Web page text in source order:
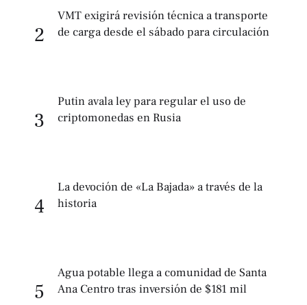
2
VMT exigirá revisión técnica a transporte
de carga desde el sábado para circulación
3
Putin avala ley para regular el uso de
criptomonedas en Rusia
4
La devoción de «La Bajada» a través de la
historia
5
Agua potable llega a comunidad de Santa
Ana Centro tras inversión de $181 mil